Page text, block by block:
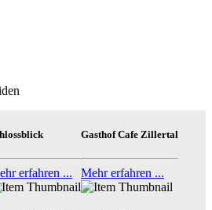
erfahren ...
Gasthof Cafe Zillertal
Mehr erfahren ...